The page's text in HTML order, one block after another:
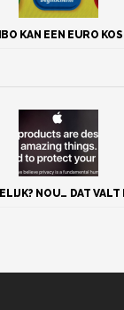
KAN EEN EURO
NOU… DAT VALT